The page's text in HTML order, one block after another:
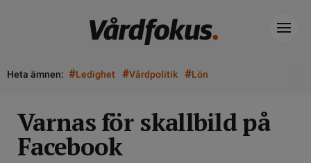
Heta ämnen: #Ledighet #Vårdpolitik #Lön
Varnas för skallbild på
Facebook